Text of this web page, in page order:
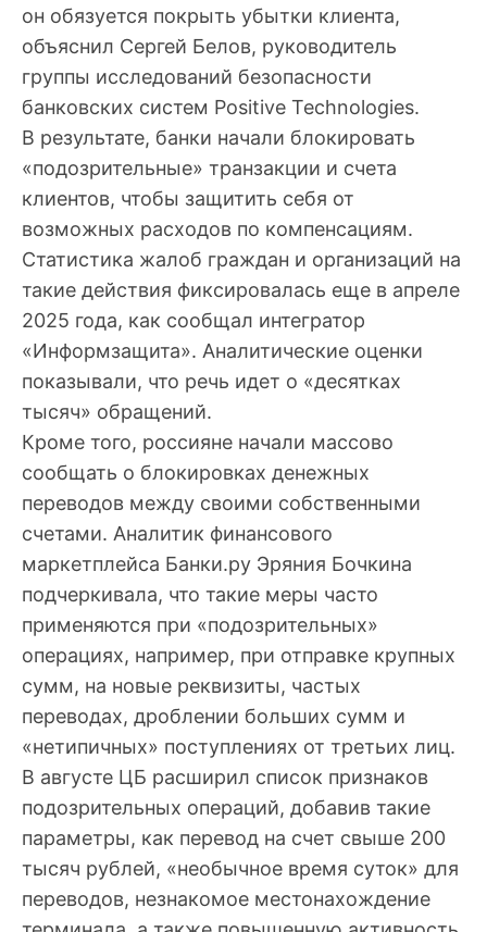
он обязуется покрыть убытки клиента,
объяснил Сергей Белов, руководитель
группы исследований безопасности
банковских систем Positive Technologies.
В результате, банки начали блокировать
«подозрительные» транзакции и счета
клиентов, чтобы защитить себя от
возможных расходов по компенсациям.
Статистика жалоб граждан и организаций на
такие действия фиксировалась еще в апреле
2025 года, как сообщал интегратор
«Информзащита». Аналитические оценки
показывали, что речь идет о «десятках
тысяч» обращений.
Кроме того, россияне начали массово
сообщать о блокировках денежных
переводов между своими собственными
счетами. Аналитик финансового
маркетплейса Банки.ру Эряния Бочкина
подчеркивала, что такие меры часто
применяются при «подозрительных»
операциях, например, при отправке крупных
сумм, на новые реквизиты, частых
переводах, дроблении больших сумм и
«нетипичных» поступлениях от третьих лиц.
В августе ЦБ расширил список признаков
подозрительных операций, добавив такие
параметры, как перевод на счет свыше 200
тысяч рублей, «необычное время суток» для
переводов, незнакомое местонахождение